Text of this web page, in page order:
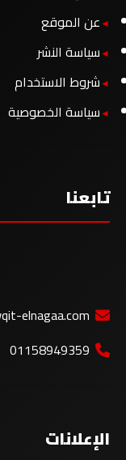
عن الموقع
سياسة النشر
شروط الاستخدام
سياسة الخصوصية
تابعنا
elnagaa.com
01158949359
الإعلانات